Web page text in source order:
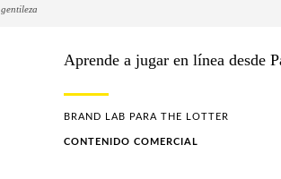
gentileza
Aprende a jugar en línea desde
BRAND LAB PARA THE LOTTER
CONTENIDO COMERCIAL